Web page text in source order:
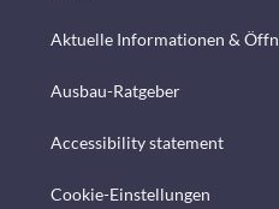
Aktuelle Informationen &
Ausbau-Ratgeber
Accessibility statement
Cookie-Einstellungen